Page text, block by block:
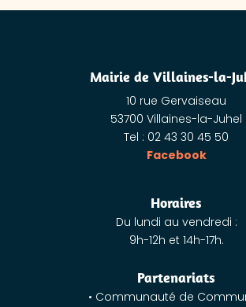
Mairie de Villaines-la-
10 rue Gervaiseau
53700 Villaines-la-Juhel
Tel : 02 43 30 45 50
Facebook
Horaires
Du lundi au vendredi :
9h-12h et 14h-17h.
Partenariats
• Communauté de